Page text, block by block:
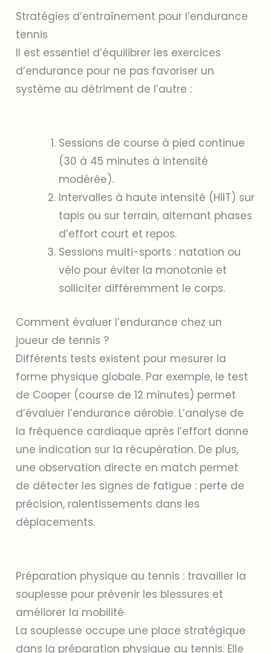
Stratégies d’entraînement pour l’endurance
tennis
Il est essentiel d’équilibrer les exercices
d’endurance pour ne pas favoriser un
système au détriment de l’autre :
Sessions de course à pied continue
(30 à 45 minutes à intensité
modérée).
Intervalles à haute intensité (HIIT) sur
tapis ou sur terrain, alternant phases
d’effort court et repos.
Sessions multi-sports : natation ou
vélo pour éviter la monotonie et
solliciter différemment le corps.
Comment évaluer l’endurance chez un
joueur de tennis ?
Différents tests existent pour mesurer la
forme physique globale. Par exemple, le test
de Cooper (course de 12 minutes) permet
d’évaluer l’endurance aérobie. L’analyse de
la fréquence cardiaque après l’effort donne
une indication sur la récupération. De plus,
une observation directe en match permet
de détecter les signes de fatigue : perte de
précision, ralentissements dans les
déplacements.
Préparation physique au tennis : travailler la
souplesse pour prévenir les blessures et
améliorer la mobilité
La souplesse occupe une place stratégique
dans la préparation physique au tennis. Elle